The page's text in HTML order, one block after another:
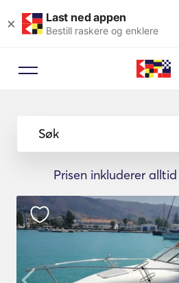
× Last ned appen
Bestill raskere og enklere
Søk
Prisen inkluderer